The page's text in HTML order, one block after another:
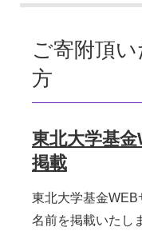
ご寄附頂
方
東北大学基
掲載
東北大学基金WEB
名前を掲載いたし